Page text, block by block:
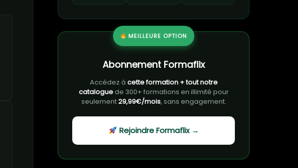
MEILLEURE OPTION
Abonnement Formaflix
Accédez à cette formation + tout notre
cataloguede 300+ formations en illimité pour
seulement29,99€/mois, sans engagement.
Rejoindre Formaflix →